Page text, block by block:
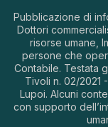
Pubblicazione di
Dottori
risorse umane,
persone che
Contabile. Testata
Tivoli n. 02/2021
Lupoi. Alcuni
con supporto